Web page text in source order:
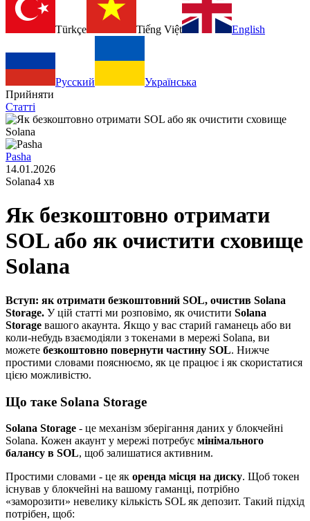
Türkçe Tiếng Việt English
Русский
Українська
Прийняти
Статті
Pasha
14.01.2026
Solana4 хв
Як безкоштовно отримати
SOL або як очистити сховище
Solana
Вступ: як отримати безкоштовний SOL, очистив Solana
Storage. У цій статті ми розповімо, як очистити Solana
Storage вашого акаунта. Якщо у вас старий гаманець або ви
коли-небудь взаємодіяли з токенами в мережі Solana, ви
можете безкоштовно повернути частину SOL. Нижче
простими словами пояснюємо, як це працює і як скористатися
цією можливістю.
Що таке Solana Storage
Solana Storage - це механізм зберігання даних у блокчейні
Solana. Кожен акаунт у мережі потребує мінімального
балансу в SOL, щоб залишатися активним.
Простими словами - це як оренда місця на диску. Щоб токен
існував у блокчейні на вашому гаманці, потрібно
«заморозити» невелику кількість SOL як депозит. Такий підхід
потрібен, щоб: